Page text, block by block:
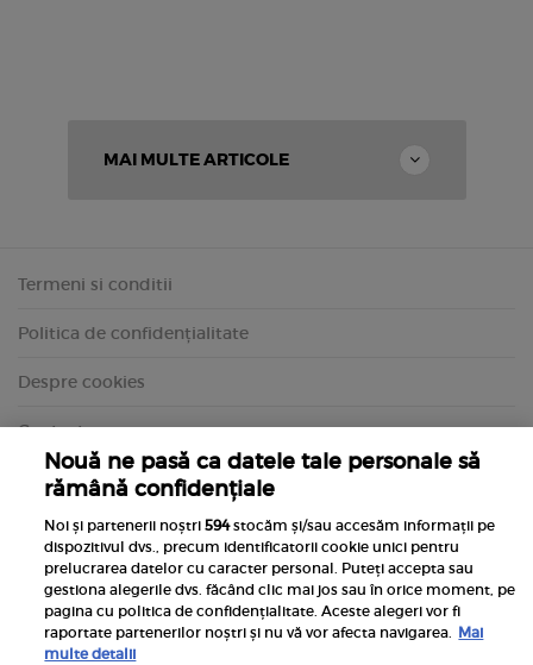
MAI MULTE ARTICOLE
Termeni si conditii
Politica de confidențialitate
Despre cookies
Contact
Nouă ne pasă ca datele tale personale să
rămână confidențiale
Noi și partenerii noștri594stocăm și/sau accesăm informații pe
dispozitivul dvs., precum identificatorii cookie unici pentru
prelucrarea datelor cu caracter personal. Puteți accepta sau
gestiona alegerile dvs. făcând clic mai jos sau în orice moment, pe
pagina cu politica de confidențialitate. Aceste alegeri vor fi
raportate partenerilor noștri și nu vă vor afecta navigarea. Mai
multe detalii